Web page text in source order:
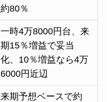
約80％
一時4万8000円台、来
期15％増益で妥当
化、10％増益なら4万
6000円近辺
来期予想ベースで約